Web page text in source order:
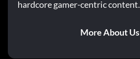
hardcore gamer-centric content.
More About Us